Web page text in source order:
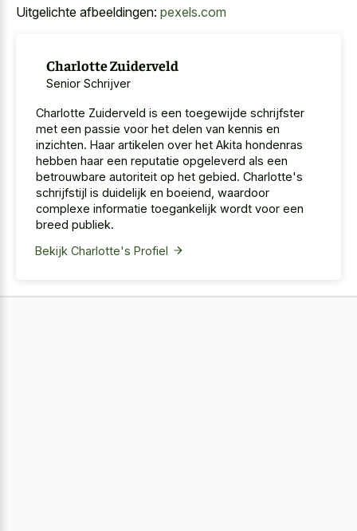
Uitgelichte afbeeldingen: pexels.com
Charlotte Zuiderveld
Senior Schrijver
Charlotte Zuiderveld is een toegewijde schrijfster
met een passie voor het delen van kennis en
inzichten. Haar artikelen over het Akita hondenras
hebben haar een reputatie opgeleverd als een
betrouwbare autoriteit op het gebied. Charlotte's
schrijfstijl is duidelijk en boeiend, waardoor
complexe informatie toegankelijk wordt voor een
breed publiek.
Bekijk Charlotte's Profiel